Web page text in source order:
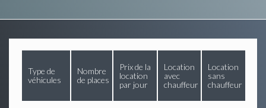
Type de
véhicules
Nombre
de places
Prix de la
location
par jour
Location
avec
chauffeur
Location
sans
chauffeur